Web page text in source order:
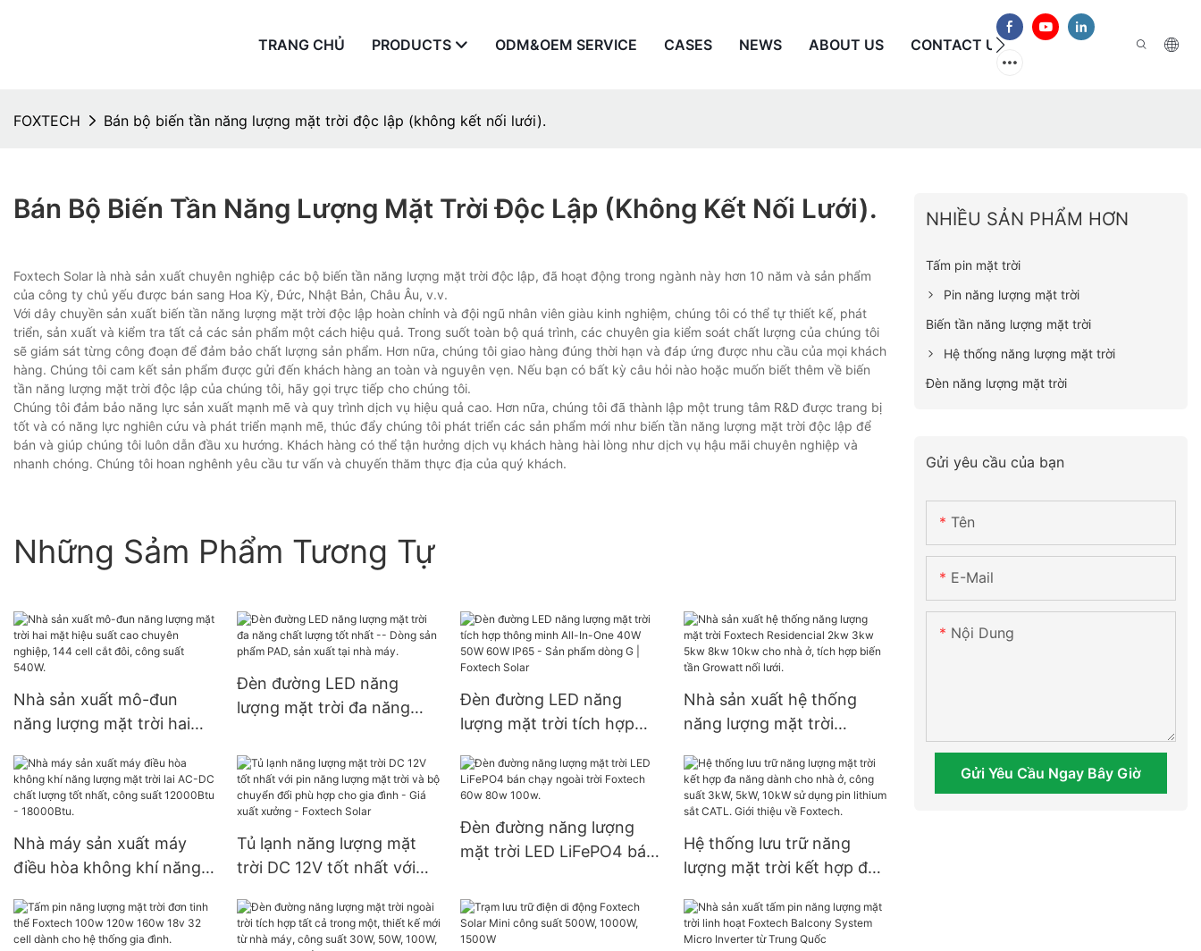
TRANG CHỦ PRODUCTS ODM&OEM SERVICE CASES NEWS ABOUT US CONTACT US CÂU HỎI THƯỜNG GẶP
FOXTECH Bán bộ biến tần năng lượng mặt trời độc lập (không kết nối lưới).
Bán Bộ Biến Tần Năng Lượng Mặt Trời Độc Lập (không Kết Nối Lưới).
Foxtech Solar là nhà sản xuất chuyên nghiệp các bộ biến tần năng lượng mặt trời độc lập, đã hoạt động trong ngành này hơn 10 năm và sản phẩm
của công ty chủ yếu được bán sang Hoa Kỳ, Đức, Nhật Bản, Châu Âu, v.v.
Với dây chuyền sản xuất biến tần năng lượng mặt trời độc lập hoàn chỉnh và đội ngũ nhân viên giàu kinh nghiệm, chúng tôi có thể tự thiết kế, phát
triển, sản xuất và kiểm tra tất cả các sản phẩm một cách hiệu quả. Trong suốt toàn bộ quá trình, các chuyên gia kiểm soát chất lượng của chúng tôi
sẽ giám sát từng công đoạn để đảm bảo chất lượng sản phẩm. Hơn nữa, chúng tôi giao hàng đúng thời hạn và đáp ứng được nhu cầu của mọi khách
hàng. Chúng tôi cam kết sản phẩm được gửi đến khách hàng an toàn và nguyên vẹn. Nếu bạn có bất kỳ câu hỏi nào hoặc muốn biết thêm về biến
tần năng lượng mặt trời độc lập của chúng tôi, hãy gọi trực tiếp cho chúng tôi.
Chúng tôi đảm bảo năng lực sản xuất mạnh mẽ và quy trình dịch vụ hiệu quả cao. Hơn nữa, chúng tôi đã thành lập một trung tâm R&D được trang bị
tốt và có năng lực nghiên cứu và phát triển mạnh mẽ, thúc đẩy chúng tôi phát triển các sản phẩm mới như biến tần năng lượng mặt trời độc lập để
bán và giúp chúng tôi luôn dẫn đầu xu hướng. Khách hàng có thể tận hưởng dịch vụ khách hàng hài lòng như dịch vụ hậu mãi chuyên nghiệp và
nhanh chóng. Chúng tôi hoan nghênh yêu cầu tư vấn và chuyến thăm thực địa của quý khách.
Những Sảm Phẩm Tương Tự
Nhà sản xuất mô-đun
năng lượng mặt trời hai
nghiệp, 144 cell cắt đôi,
công suất 540W.
Đèn đường LED năng
lượng mặt trời đa năng
Dòng sản phẩm PAD, sản
xuất tại nhà máy.
Đèn đường LED năng
lượng mặt trời tích hợp
40W 50W 60W IP65 - Sản
phẩm dòng G | Foxtech
Solar
Nhà sản xuất hệ thống
năng lượng mặt trời
3kw 5kw 8kw 10kw cho
nhà ở, tích hợp biến tần
Growatt nối lưới.
Nhà máy sản xuất máy
điều hòa không khí năng
chất lượng tốt nhất, công
suất 12000Btu - 18000Btu.
Tủ lạnh năng lượng mặt
trời DC 12V tốt nhất với
bộ chuyển đổi phù hợp
cho gia đình - Giá xuất
Đèn đường năng lượng
mặt trời LED LiFePO4 bán
60w 80w 100w.
Hệ thống lưu trữ năng
lượng mặt trời kết hợp đa
công suất 3kW, 5kW, 10kW
sử dụng pin lithium sắt
NHIỀU SẢN PHẨM HƠN
Tấm pin mặt trời
Pin năng lượng mặt trời
Biến tần năng lượng mặt trời
Hệ thống năng lượng mặt trời
Đèn năng lượng mặt trời
Gửi yêu cầu của bạn
Tên
E-Mail
Nội Dung
Gửi Yêu Cầu Ngay Bây Giờ